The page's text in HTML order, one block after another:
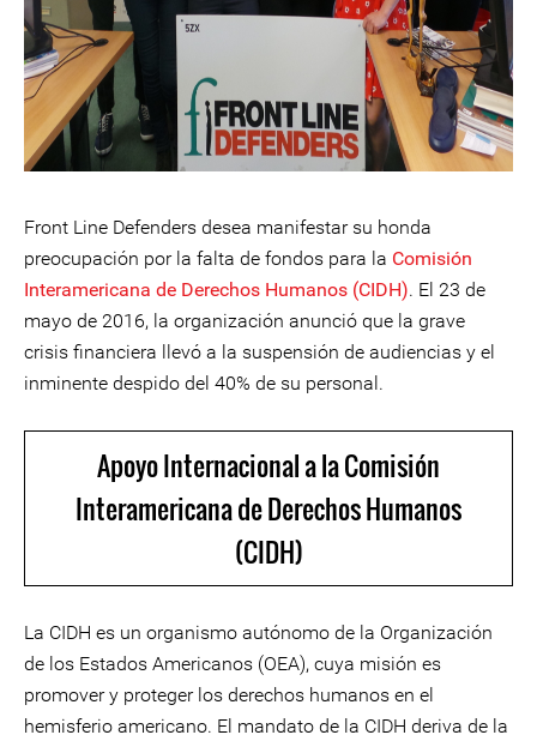
Front Line Defenders desea manifestar su honda
preocupación por la falta de fondos para la Comisión
Interamericana de Derechos Humanos (CIDH). El 23 de
mayo de 2016, la organización anunció que la grave
crisis financiera llevó a la suspensión de audiencias y el
inminente despido del 40% de su personal.
Apoyo Internacional a la Comisión
Interamericana de Derechos Humanos
(CIDH)
La CIDH es un organismo autónomo de la Organización
de los Estados Americanos (OEA), cuya misión es
promover y proteger los derechos humanos en el
hemisferio americano. El mandato de la CIDH deriva de la